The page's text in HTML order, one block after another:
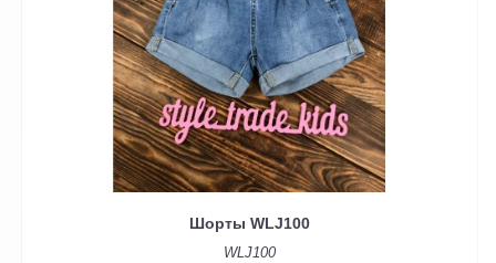
Шорты WLJ100
WLJ100